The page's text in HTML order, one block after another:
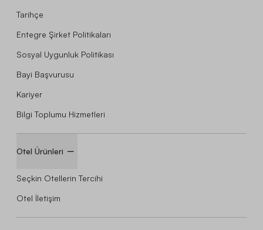
Tarihçe
Entegre Şirket Politikaları
Sosyal Uygunluk Politikası
Bayi Başvurusu
Kariyer
Bilgi Toplumu Hizmetleri
Otel Ürünleri
Seçkin Otellerin Tercihi
Otel İletişim